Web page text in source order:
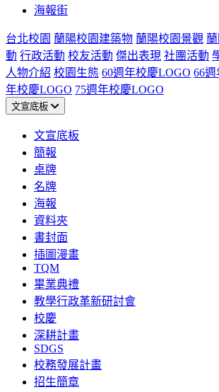
海報街
台北校園 蘭陽校園建築物 蘭陽校園景觀
動 行政活動 校友活動 傑出表現 社團活動
人物介紹 校園生態 60週年校慶LOGO 66
年校慶LOGO 75週年校慶LOGO
文宣底板
文宣底板
簡報
桌牌
名牌
海報
資料夾
書封面
插圖漫畫
TQM
畢業典禮
教學行政革新研討會
校慶
深耕計畫
SDGS
校務發展計畫
招生簡章